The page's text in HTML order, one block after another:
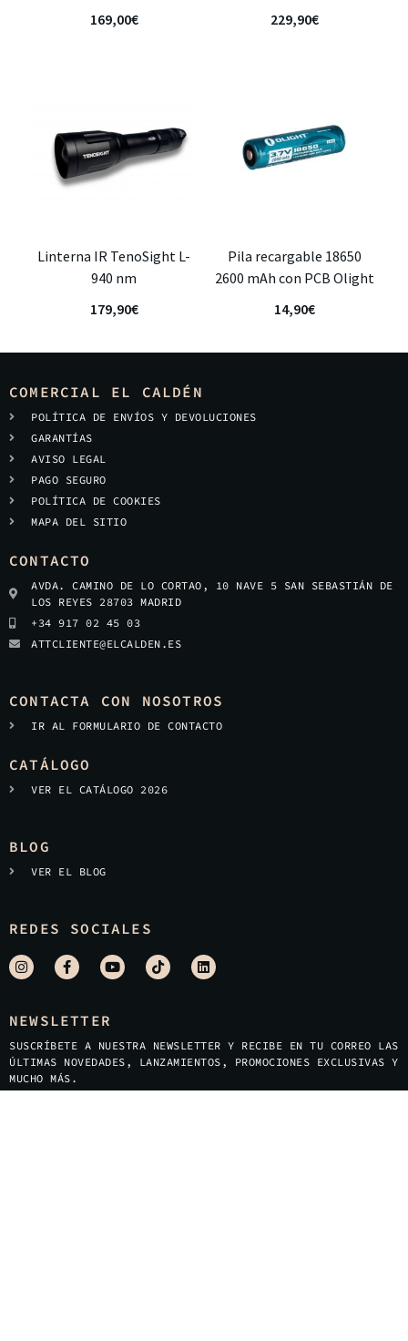
169,00€
229,90€
Linterna IR TenoSight L-
940 nm
179,90€
Pila recargable 18650
2600 mAh con PCB Olight
14,90€
COMERCIAL EL CALDÉN
POLÍTICA DE ENVÍOS Y DEVOLUCIONES
GARANTÍAS
AVISO LEGAL
PAGO SEGURO
POLÍTICA DE COOKIES
MAPA DEL SITIO
CONTACTO
AVDA. CAMINO DE LO CORTAO, 10 NAVE 5 SAN SEBASTIÁN DE
LOS REYES 28703 MADRID
+34 917 02 45 03
ATTCLIENTE@ELCALDEN.ES
CONTACTA CON NOSOTROS
IR AL FORMULARIO DE CONTACTO
CATÁLOGO
VER EL CATÁLOGO 2026
BLOG
VER EL BLOG
REDES SOCIALES
NEWSLETTER
SUSCRÍBETE A NUESTRA NEWSLETTER Y RECIBE EN TU CORREO LAS
ÚLTIMAS NOVEDADES, LANZAMIENTOS, PROMOCIONES EXCLUSIVAS Y
MUCHO MÁS.